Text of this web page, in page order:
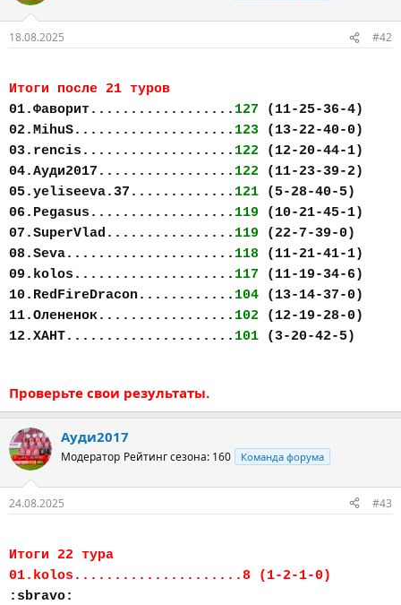
18.08.2025 #42
Итоги после 21 туров
01.Фаворит.................. 127 (11-25-36-4)
02.MihuS.................... 123 (13-22-40-0)
03.rencis................... 122 (12-20-44-1)
04.Ауди2017................. 122 (11-23-39-2)
05.yeliseeva.37............. 121 (5-28-40-5)
06.Pegasus.................. 119 (10-21-45-1)
07.SuperVlad................ 119 (22-7-39-0)
08.Seva..................... 118 (11-21-41-1)
09.kolos.................... 117 (11-19-34-6)
10.RedFireDracon............ 104 (13-14-37-0)
11.Олененок................. 102 (12-19-28-0)
12.ХАНТ..................... 101 (3-20-42-5)
Проверьте свои результаты.
Ауди2017
Модератор Рейтинг сезона: 160 Команда форума
24.08.2025 #43
Итоги 22 тура
01.kolos.....................8 (1-2-1-0)
:sbravo: